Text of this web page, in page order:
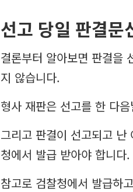
선고 당일 판결문
결론부터 알아보면 판결을
지 않습니다.
형사 재판은 선고를 한 다
그리고 판결이 선고되고
청에서 발급 받아야 합니다.
참고로 검찰청에서 발급하